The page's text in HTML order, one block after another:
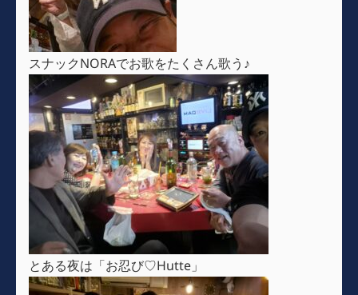
スナックNORAでお歌をたくさん歌う♪
とある夜は「お忍び♡Hutte」